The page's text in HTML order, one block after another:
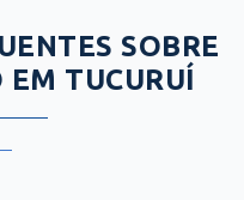
SOBRE
TUCURUÍ